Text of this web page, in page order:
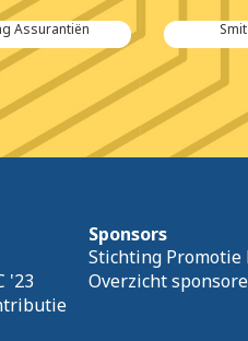
Assurantiën
'23
Sponsors
Stichting Promotie
Overzicht